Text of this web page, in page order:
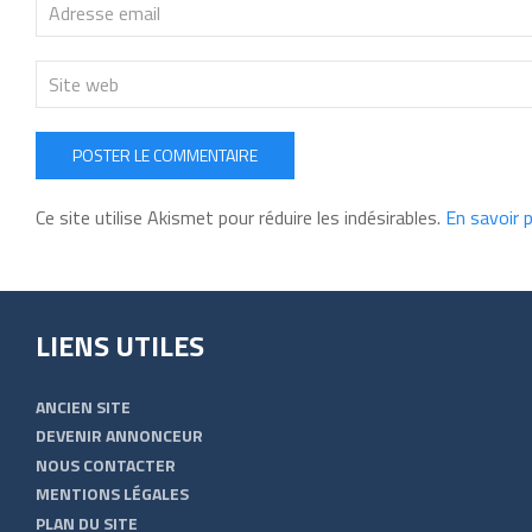
POSTER LE COMMENTAIRE
Ce site utilise Akismet pour réduire les indésirables. En savoir
LIENS UTILES
ANCIEN SITE
DEVENIR ANNONCEUR
NOUS CONTACTER
MENTIONS LÉGALES
PLAN DU SITE